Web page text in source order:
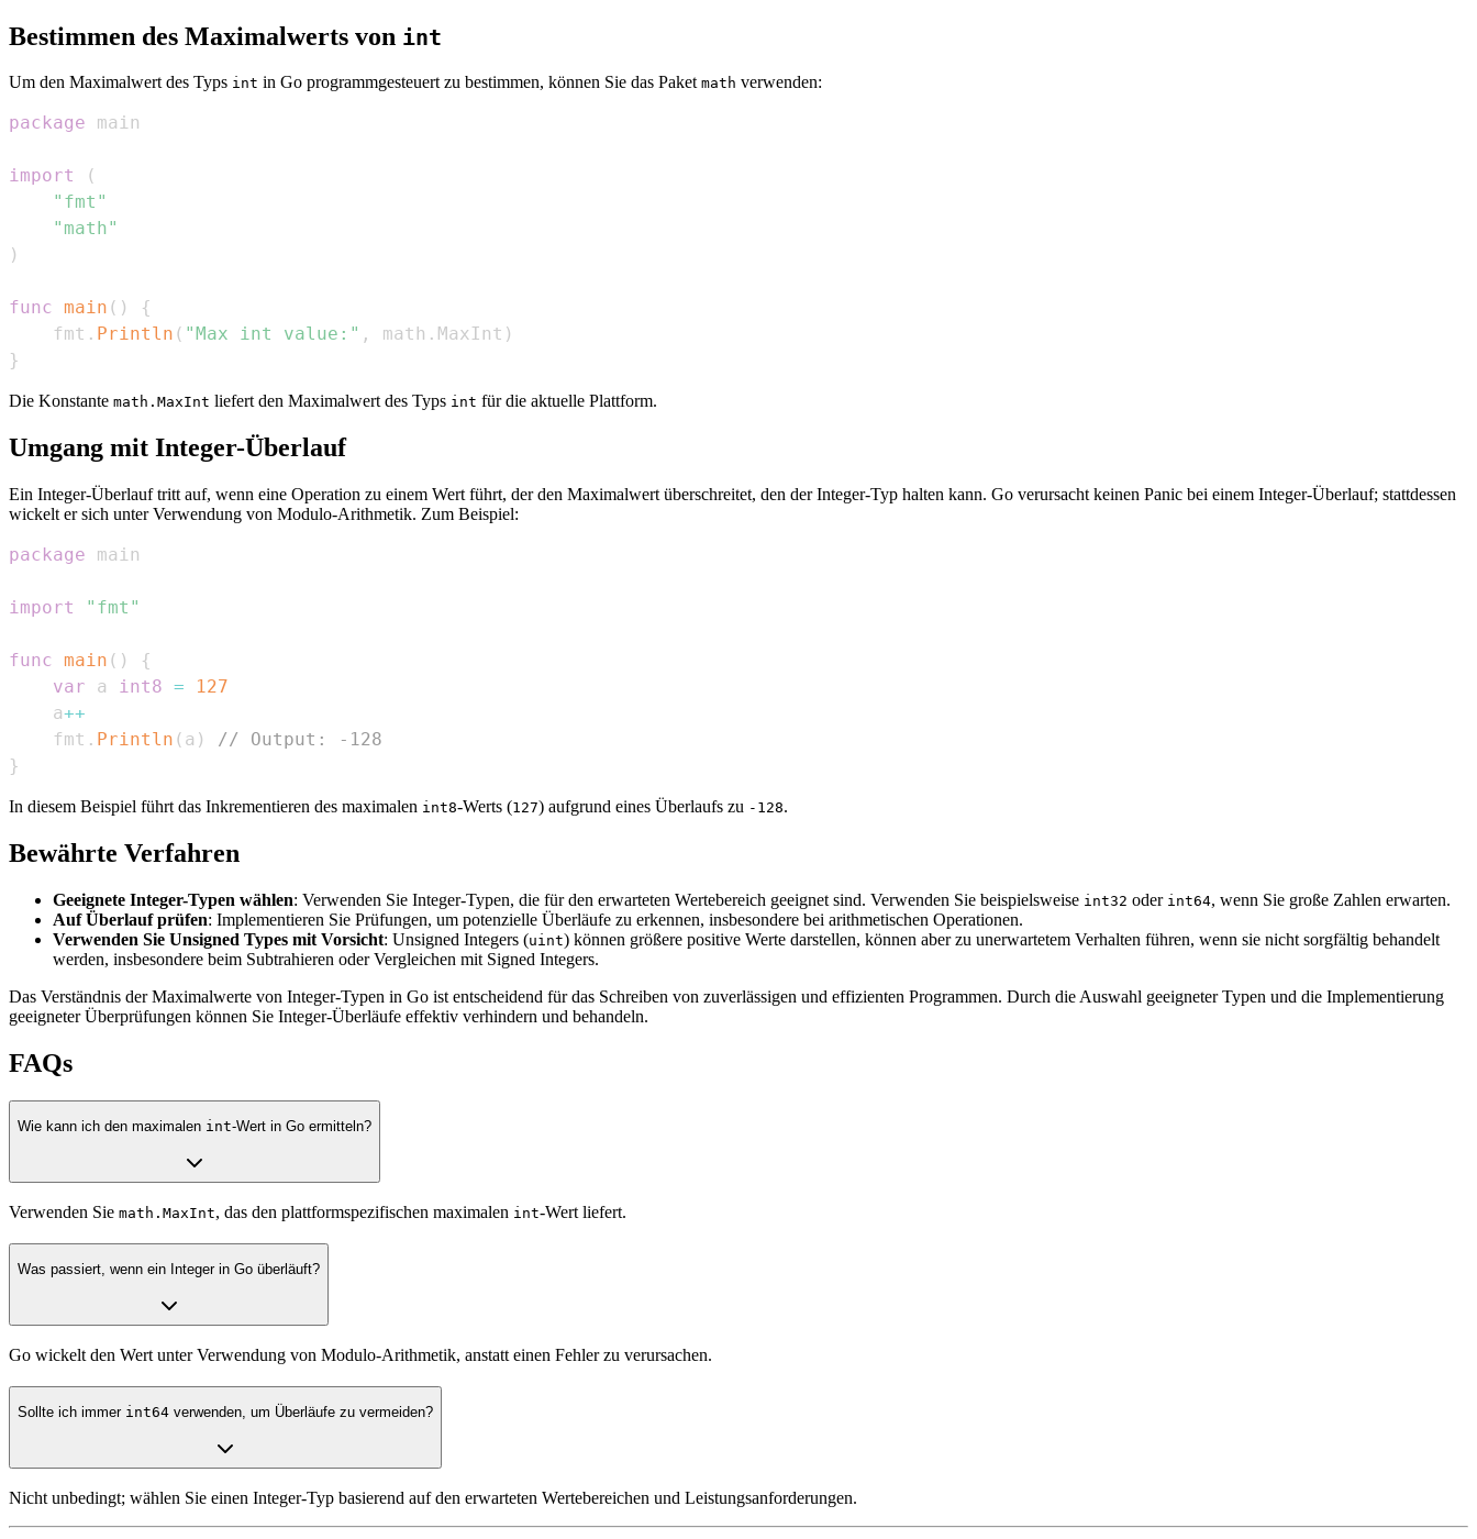
Bestimmen des Maximalwerts von int
Um den Maximalwert des Typs int in Go programmgesteuert zu bestimmen, können Sie das Paket math verwenden:
package
import
(
"fmt"
"math"
)
func main ( )
{
    fmt
. Println ( "Max int value:" , math . MaxInt )
}
Die Konstante math.MaxInt liefert den Maximalwert des Typs int für die aktuelle Plattform.
Umgang mit Integer-Überlauf
Ein Integer-Überlauf tritt auf, wenn eine Operation zu einem Wert führt, der den Maximalwert überschreitet, den der Integer-Typ halten kann. Go verursacht keinen Panic bei einem Integer-Überlauf; stattdessen
wickelt er sich unter Verwendung von Modulo-Arithmetik. Zum Beispiel:
package
import "fmt"
func main ( )
{
var a int8 =
127
    a
++
    fmt
. Println ( a )
// Output: -128
}
In diesem Beispiel führt das Inkrementieren des maximalen int8-Werts (127) aufgrund eines Überlaufs zu -128.
Bewährte Verfahren
Geeignete Integer-Typen wählen: Verwenden Sie Integer-Typen, die für den erwarteten Wertebereich geeignet sind. Verwenden Sie beispielsweise int32 oder int64, wenn Sie große Zahlen erwarten.
Auf Überlauf prüfen: Implementieren Sie Prüfungen, um potenzielle Überläufe zu erkennen, insbesondere bei arithmetischen Operationen.
Verwenden Sie Unsigned Types mit Vorsicht: Unsigned Integers (uint) können größere positive Werte darstellen, können aber zu unerwartetem Verhalten führen, wenn sie nicht sorgfältig behandelt
werden, insbesondere beim Subtrahieren oder Vergleichen mit Signed Integers.
Das Verständnis der Maximalwerte von Integer-Typen in Go ist entscheidend für das Schreiben von zuverlässigen und effizienten Programmen. Durch die Auswahl geeigneter Typen und die Implementierung
geeigneter Überprüfungen können Sie Integer-Überläufe effektiv verhindern und behandeln.
FAQs
Wie kann ich den maximalen int-Wert in Go ermitteln?
Verwenden Sie math.MaxInt, das den plattformspezifischen maximalen int-Wert liefert.
Was passiert, wenn ein Integer in Go überläuft?
Go wickelt den Wert unter Verwendung von Modulo-Arithmetik, anstatt einen Fehler zu verursachen.
Sollte ich immer int64 verwenden, um Überläufe zu vermeiden?
Nicht unbedingt; wählen Sie einen Integer-Typ basierend auf den erwarteten Wertebereichen und Leistungsanforderungen.